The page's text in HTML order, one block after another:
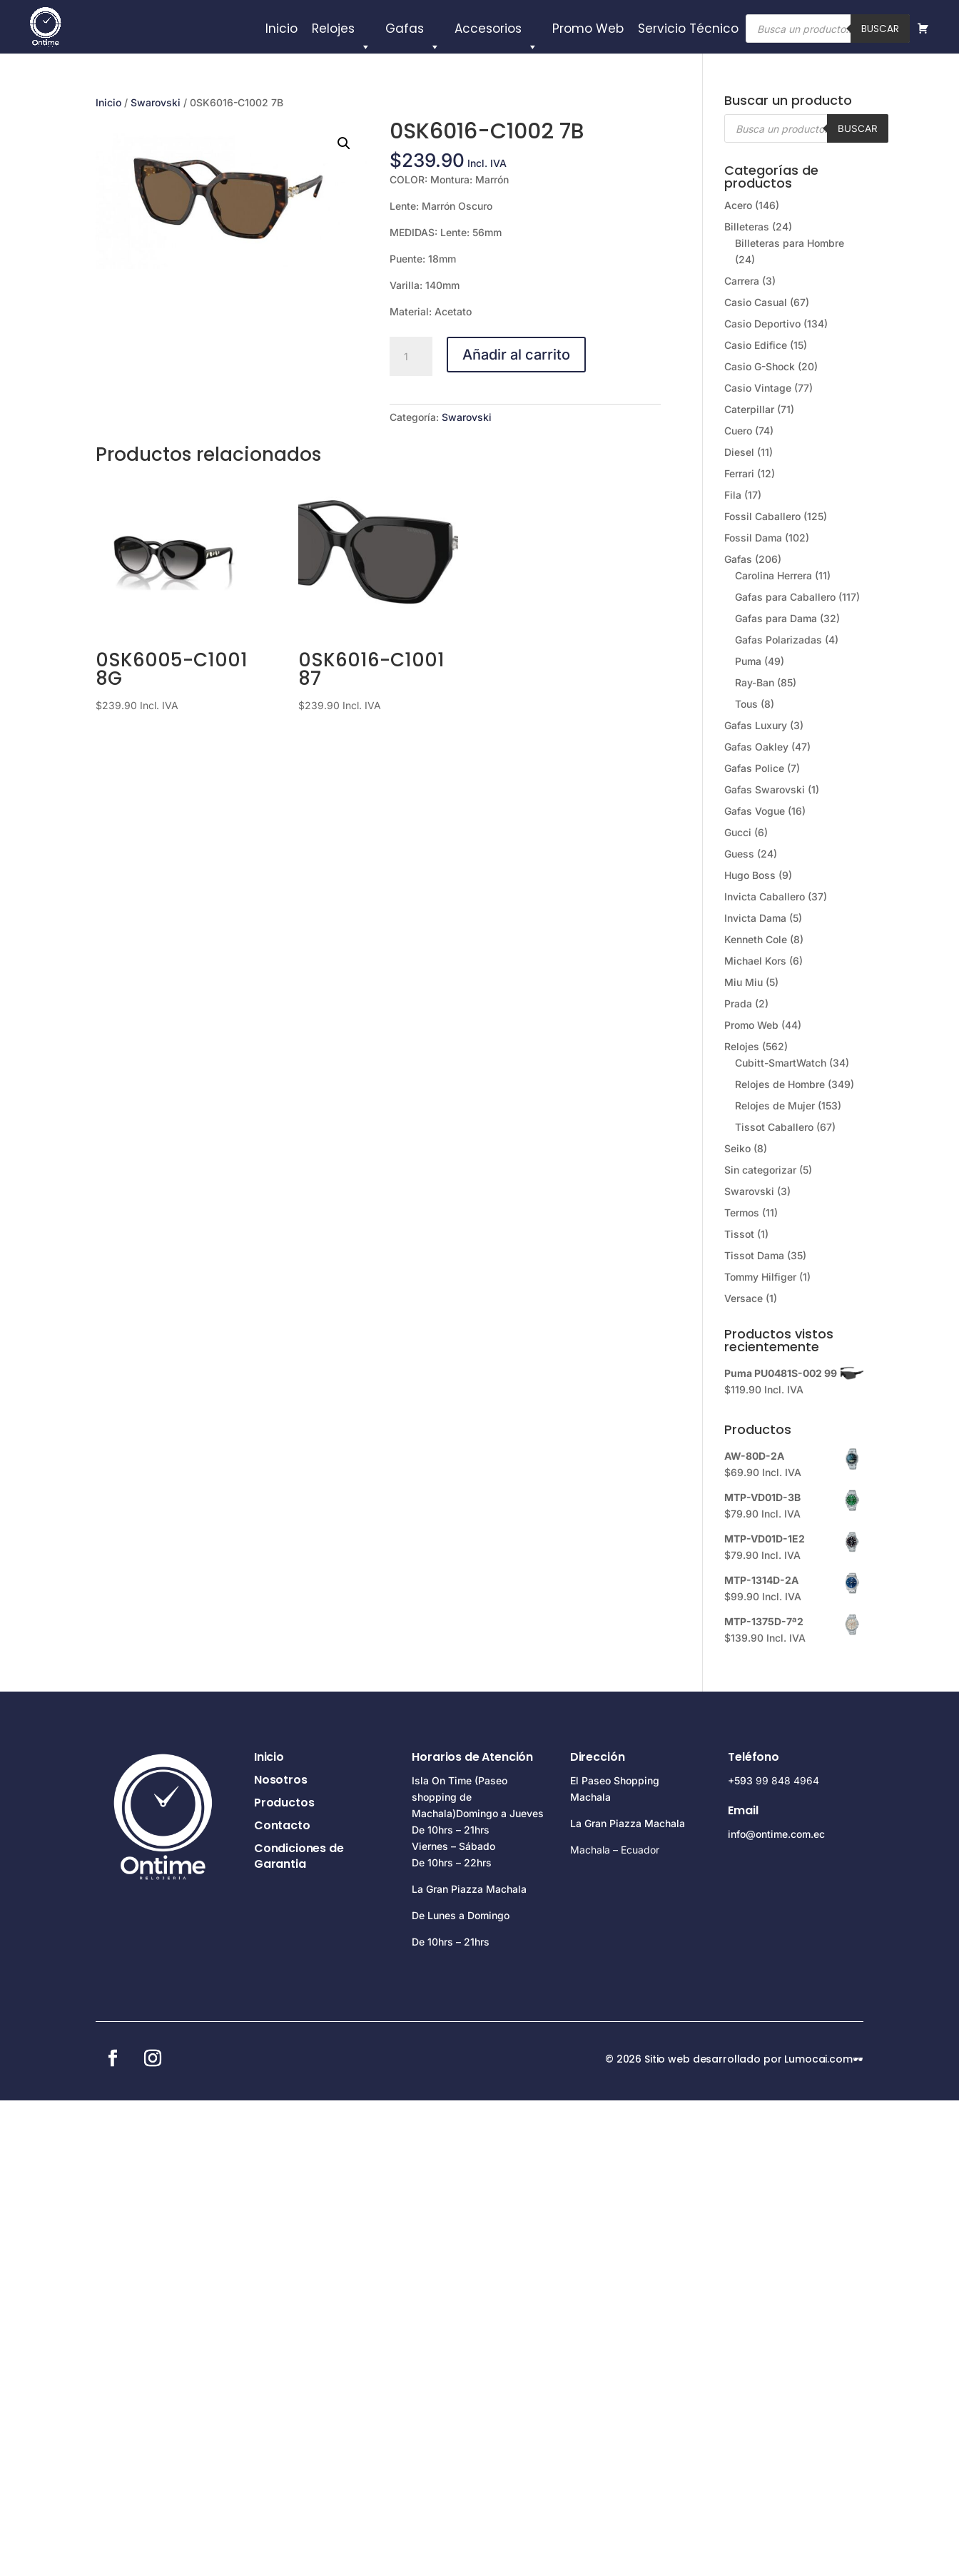
Inicio Relojes Gafas Accesorios Promo Web Servicio Técnico
Búsqueda
de
productos
BUSCAR
Inicio /Swarovski / 0SK6016-C1002 7B
0SK6016-C1002 7B
$239.90 Incl. IVA
COLOR: Montura: Marrón
Lente: Marrón Oscuro
MEDIDAS: Lente: 56mm
Puente: 18mm
Varilla: 140mm
Material: Acetato
C1002
Añadir al carrito
Categoría:Swarovski
Productos relacionados
0SK6005-C1001
8G
$239.90 Incl. IVA
0SK6016-C1001
87
$239.90 Incl. IVA
Buscar un producto
Búsqueda
BUSCAR
Categorías de
productos
Acero (146)
Billeteras (24)
Billeteras para Hombre
(24)
Carrera (3)
Casio Casual (67)
Casio Deportivo (134)
Casio Edifice (15)
Casio G-Shock (20)
Casio Vintage (77)
Caterpillar (71)
Cuero (74)
Diesel (11)
Ferrari (12)
Fila (17)
Fossil Caballero (125)
Fossil Dama (102)
Gafas (206)
Carolina Herrera (11)
Gafas para Caballero (117)
Gafas para Dama (32)
Gafas Polarizadas (4)
Puma (49)
Ray-Ban (85)
Tous (8)
Gafas Luxury (3)
Gafas Oakley (47)
Gafas Police (7)
Gafas Swarovski (1)
Gafas Vogue (16)
Gucci (6)
Guess (24)
Hugo Boss (9)
Invicta Caballero (37)
Invicta Dama (5)
Kenneth Cole (8)
Michael Kors (6)
Miu Miu (5)
Prada (2)
Promo Web (44)
Relojes (562)
Cubitt-SmartWatch (34)
Relojes de Hombre (349)
Relojes de Mujer (153)
Tissot Caballero (67)
Seiko (8)
Sin categorizar (5)
Swarovski (3)
Termos (11)
Tissot (1)
Tissot Dama (35)
Tommy Hilfiger (1)
Versace (1)
Productos vistos
recientemente
Puma PU0481S-002 99
$119.90 Incl. IVA
Productos
AW-80D-2A
$69.90 Incl. IVA
MTP-VD01D-3B
$79.90 Incl. IVA
MTP-VD01D-1E2
$79.90 Incl. IVA
MTP-1314D-2A
$99.90 Incl. IVA
MTP-1375D-7ª2
$139.90 Incl. IVA
Inicio
Nosotros
Productos
Contacto
Condiciones de
Garantia
Horarios de Atención
Isla On Time (Paseo
shopping de
Machala)Domingo a Jueves
De 10hrs – 21hrs
Viernes – Sábado
De 10hrs – 22hrs
La Gran Piazza Machala
De Lunes a Domingo
De 10hrs – 21hrs
Dirección
El Paseo Shopping
Machala
La Gran Piazza Machala
Machala – Ecuador
Teléfono
+59399 848 4964
Email
info@ontime.com.ec
© 2026 Sitio web desarrollado por Lumocai.com🕶️